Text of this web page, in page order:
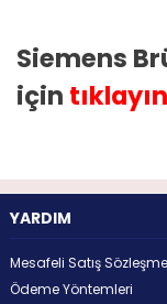
Siemens
için
YARDIM
Mesafeli Satış
Ödeme Yöntemleri